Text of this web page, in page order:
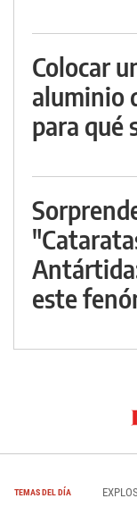
Colocar
aluminio
para qué
este
TEMAS DEL DÍA